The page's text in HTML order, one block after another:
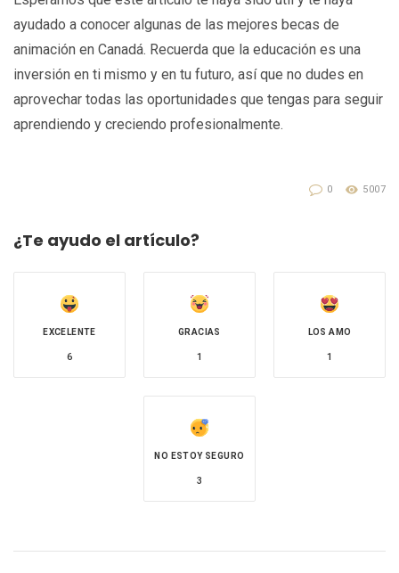
ayudado a conocer algunas de las mejores becas de
animación en Canadá. Recuerda que la educación es una
inversión en ti mismo y en tu futuro, así que no dudes en
aprovechar todas las oportunidades que tengas para seguir
aprendiendo y creciendo profesionalmente.
0 5007
¿Te ayudo el artículo?
EXCELENTE
6
GRACIAS
1
LOS AMO
1
NO ESTOY SEGURO
3